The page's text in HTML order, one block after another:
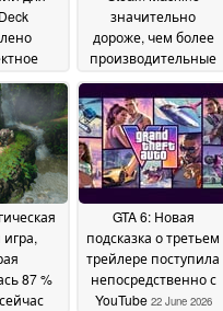
для
и другие
10 July 2026
значительно
дороже, чем более
производительные
23 June
2026
87 %
GTA 6: Новая
подсказка о третьем
трейлере поступила
непосредственно с
YouTube 22 June 2026